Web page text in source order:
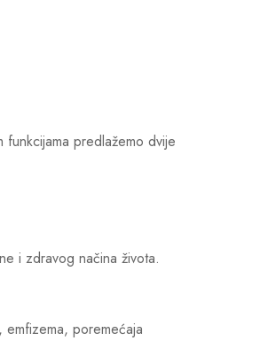
predlažemo dvije
i zdravog načina života.
poremećaja